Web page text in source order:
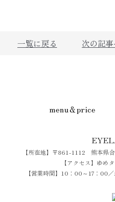
一覧に戻る 次の記
menu＆price
【所在地】〒861-1112 熊本県
【アクセス】ゆめ
【営業時間】10：00～17：00